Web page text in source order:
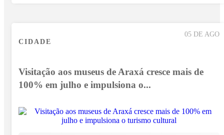
05 DE AGO
CIDADE
Visitação aos museus de Araxá cresce mais de
100% em julho e impulsiona o...